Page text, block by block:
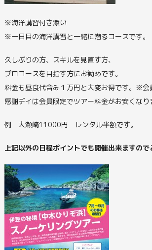
※海洋講習付き添い
※一日目の海洋講習と一緒に潜るコースです。
久しぶりの方、スキルを見直す方、
プロコースを目指す方にお勧めです。
料金も昼食代含み１万円と大変お得です。※会
感謝デイは会員限定でツアー料金がお安くなり
例 大瀬崎11000円 レンタル半額です。
上記以外の日程ポイントでも開催出来ますので